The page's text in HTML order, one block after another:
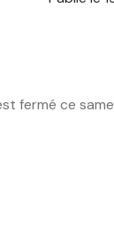
fermé ce